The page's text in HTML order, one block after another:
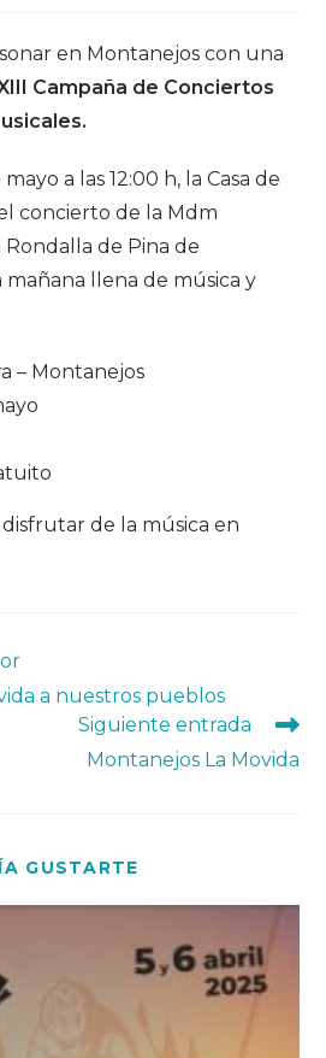
en Montanejos con una
Campaña de Conciertos
a las 12:00 h, la Casa de
concierto de la Mdm
de Pina de
llena de música y
– Montanejos
disfrutar de la música en
a nuestros pueblos
Siguiente entrada
Montanejos La Movida
GUSTARTE